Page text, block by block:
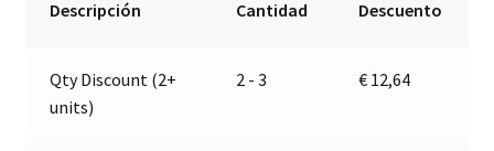
Jokon
12.1015.000,
Descripción Cantidad Descuento
Qty Discount (2+
units)
2 - 3 € 12,64